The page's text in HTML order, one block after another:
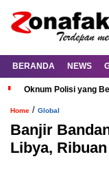
BERANDA NEWS
Oknum Polisi yang
Home / Global
Banjir
Libya,